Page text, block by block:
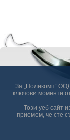
За „Поликомп“
ключови моменти
Този уеб сайт
приемем, че сте